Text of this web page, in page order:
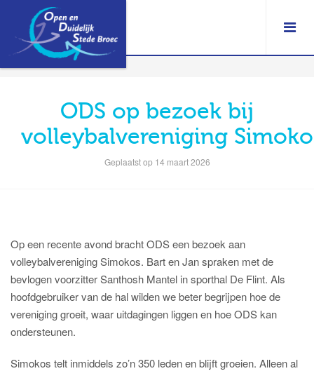
ODS op bezoek bij
volleybalvereniging
Geplaatst op 14 maart 2026
Op een recente avond bracht ODS een bezoek aan
volleybalvereniging Simokos. Bart en Jan spraken met de
bevlogen voorzitter Santhosh Mantel in sporthal De Flint. Als
hoofdgebruiker van de hal wilden we beter begrijpen hoe de
vereniging groeit, waar uitdagingen liggen en hoe ODS kan
ondersteunen.
Simokos telt inmiddels zo’n 350 leden en blijft groeien. Alleen al